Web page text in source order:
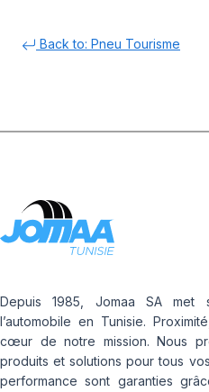
Back to: Pneu Tourisme
Depuis 1985, Jomaa SA
l’automobile en Tunisie.
cœur de notre mission. Nous
produits et solutions pour tous
performance sont garanties